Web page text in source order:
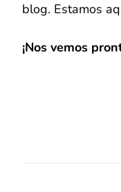
blog. Estamos
¡Nos vemos